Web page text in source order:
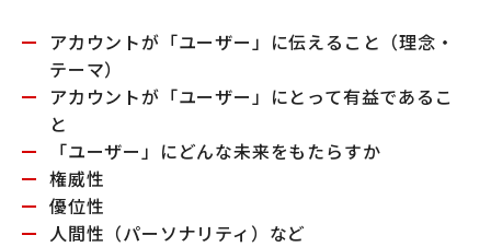
アカウントが「ユーザー」に伝えること（理念・
テーマ）
アカウントが「ユーザー」にとって有益であるこ
と
「ユーザー」にどんな未来をもたらすか
権威性
優位性
人間性（パーソナリティ）など